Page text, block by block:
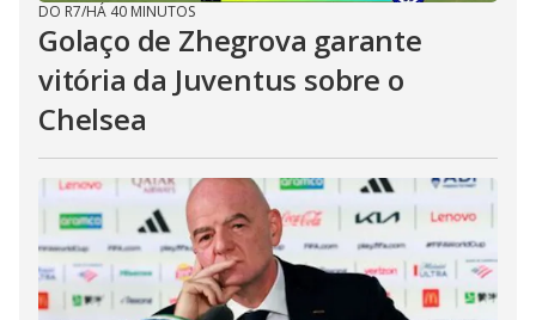
DO R7/HÁ 40 MINUTOS
Golaço de Zhegrova garante
vitória da Juventus sobre o
Chelsea